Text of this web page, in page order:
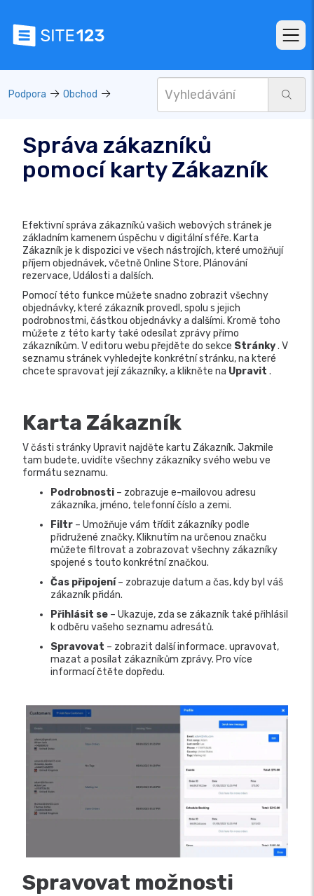
Podpora Obchod
Správa zákazníků
pomocí karty Zákazník
Efektivní správa zákazníků vašich webových stránek je
základním kamenem úspěchu v digitální sféře. Karta
Zákazník je k dispozici ve všech nástrojích, které umožňují
příjem objednávek, včetně Online Store, Plánování
rezervace, Události a dalších.
Pomocí této funkce můžete snadno zobrazit všechny
objednávky, které zákazník provedl, spolu s jejich
podrobnostmi, částkou objednávky a dalšími. Kromě toho
můžete z této karty také odesílat zprávy přímo
zákazníkům. V editoru webu přejděte do sekce Stránky. V
seznamu stránek vyhledejte konkrétní stránku, na které
chcete spravovat její zákazníky, a klikněte na Upravit .
Karta Zákazník
V části stránky Upravit najděte kartu Zákazník. Jakmile
tam budete, uvidíte všechny zákazníky svého webu ve
formátu seznamu.
Podrobnosti – zobrazuje e-mailovou adresu
zákazníka, jméno, telefonní číslo a zemi.
Filtr – Umožňuje vám třídit zákazníky podle
přidružené značky. Kliknutím na určenou značku
můžete filtrovat a zobrazovat všechny zákazníky
spojené s touto konkrétní značkou.
Čas připojení– zobrazuje datum a čas, kdy byl váš
zákazník přidán.
Přihlásit se – Ukazuje, zda se zákazník také přihlásil
k odběru vašeho seznamu adresátů.
Spravovat – zobrazit další informace. upravovat,
mazat a posílat zákazníkům zprávy. Pro více
informací čtěte dopředu.
Spravovat možnosti